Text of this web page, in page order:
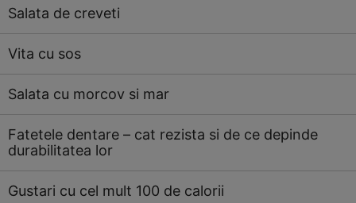
Salata de creveti
Vita cu sos
Salata cu morcov si mar
Fatetele dentare – cat rezista si de ce depinde
durabilitatea lor
Gustari cu cel mult 100 de calorii